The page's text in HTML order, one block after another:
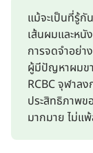
แม้จะเป็นที่รู้กั
เส้นผมและหนั
การจดจำอย่
ผู้มีปัญหาผมข
RCBC จุฬาล
ประสิทธิภาพ
มากมาย ไม่แ